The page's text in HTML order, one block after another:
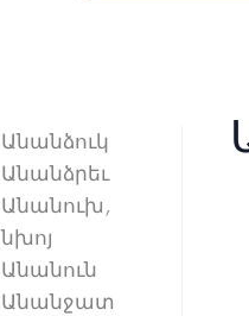
Անանձուկ
Անանձրեւ
Անանուխ,
նխոյ
Անանուն
Անանջատ